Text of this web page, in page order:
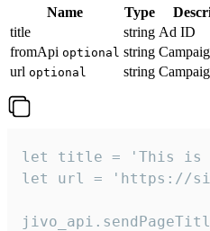
Name Type
title
string Ad ID
fromApi optional string
url optional string
let title = 'This is
let url = 'https://